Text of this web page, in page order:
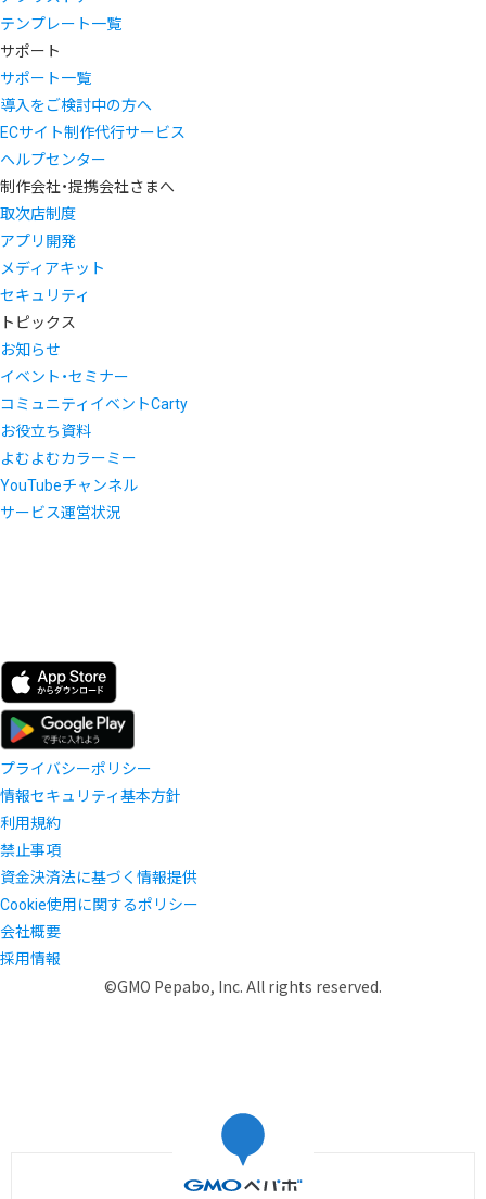
テンプレート一覧
サポート
サポート一覧
導入をご検討中の方へ
ECサイト制作代行サービス
ヘルプセンター
制作会社・提携会社さまへ
取次店制度
アプリ開発
メディアキット
セキュリティ
トピックス
お知らせ
イベント・セミナー
コミュニティイベントCarty
お役立ち資料
よむよむカラーミー
YouTubeチャンネル
サービス運営状況
プライバシーポリシー
情報セキュリティ基本方針
利用規約
禁止事項
資金決済法に基づく情報提供
Cookie使用に関するポリシー
会社概要
採用情報
©GMO Pepabo, Inc. All rights reserved.